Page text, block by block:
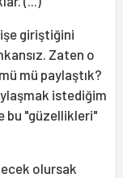
giriştiğini
Zaten o
mü paylaştık?
istediğim
bu "güzellikleri"
olursak